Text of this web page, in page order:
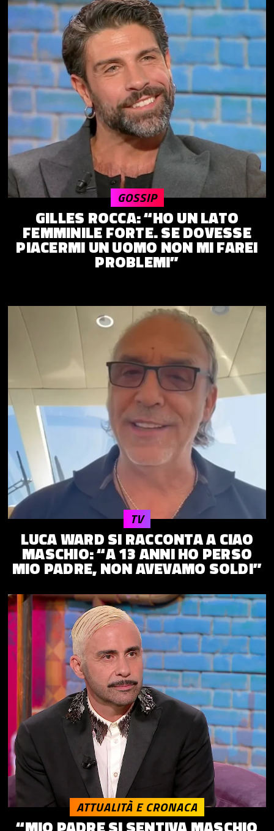
GILLES ROCCA: “HO UN LATO
FEMMINILE FORTE. SE DOVESSE
PIACERMI UN UOMO NON MI FAREI
PROBLEMI”
GOSSIP
LUCA WARD SI RACCONTA A CIAO
MASCHIO: “A 13 ANNI HO PERSO
MIO PADRE, NON AVEVAMO SOLDI”
TV
ATTUALITÀ E CRONACA